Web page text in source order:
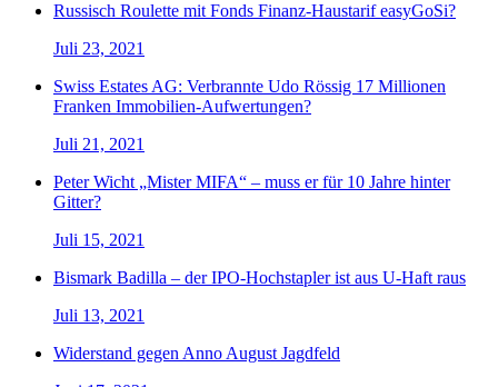
Russisch Roulette mit Fonds Finanz-Haustarif easyGoSi?
Juli 23, 2021
Swiss Estates AG: Verbrannte Udo Rössig 17 Millionen
Franken Immobilien-Aufwertungen?
Juli 21, 2021
Peter Wicht „Mister MIFA“ – muss er für 10 Jahre hinter
Gitter?
Juli 15, 2021
Bismark Badilla – der IPO-Hochstapler ist aus U-Haft raus
Juli 13, 2021
Widerstand gegen Anno August Jagdfeld